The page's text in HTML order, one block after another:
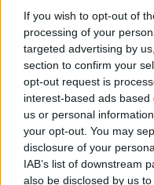
If you wish to opt-out of
processing of your
targeted advertising by
section to confirm your
opt-out request is
interest-based ads
us or personal
your opt-out. You may
disclosure of your
IAB’s list of downstream
also be disclosed by us
Czy dobra
szczęśliwym?
podstawie
odpowiedzi
wybrany
Mówi się, że